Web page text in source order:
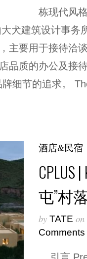
栋现代风
犬建筑设计事务
主要用于接待洽
品质的办公及接
细节的追求。
酒店&民宿
CPLUS
屯”村
by TATE on
Comments